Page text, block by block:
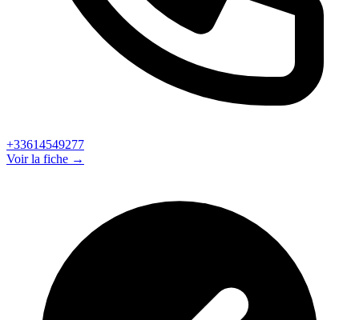
+33614549277
Voir la fiche →